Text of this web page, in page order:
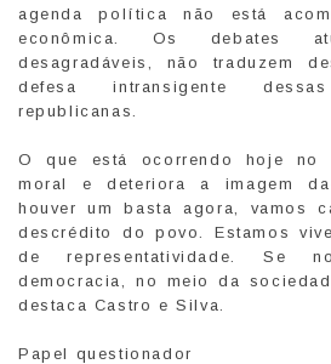
agenda política não está
econômica. Os debates
desagradáveis, não traduzem
defesa intransigente
republicanas.
O que está ocorrendo hoje no
moral e deteriora a imagem
houver um basta agora, vamos
descrédito do povo. Estamos
de representatividade. Se
democracia, no meio da
destaca Castro e Silva.
Papel questionador